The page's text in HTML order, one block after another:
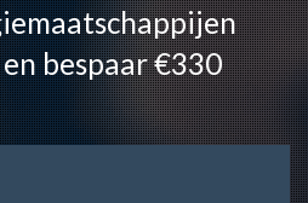
bespaar €330